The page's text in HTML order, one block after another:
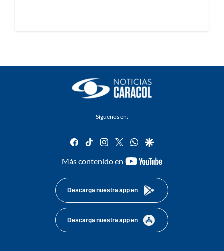
Síguenos en:
facebook
tiktok instagram
twitterwhatsapp
google
Más contenido en
youtube-
Descarga nuestra app en
Descarga nuestra app en